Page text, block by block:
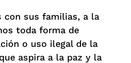
con sus familias, a la
toda forma de
o uso ilegal de la
aspira a la paz y la